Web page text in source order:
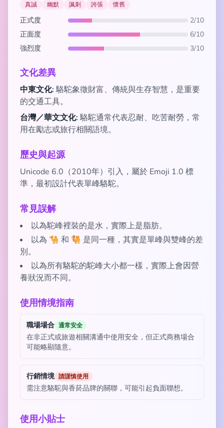
真誠 幽默 諷刺 誇張 懷舊
正式度
2/10
正面度
6/10
強烈度
3/10
文化差異
中東文化:駱駝象徵財富、傳統與生存智慧，是重要
的交通工具。
台灣／華文文化:駱駝通常代表忍耐、吃苦耐勞，常
用在勵志或旅行相關語境。
歷史與起源
Unicode 6.0（2010年）引入，屬於 Emoji 1.0 標
準，最初設計代表單峰駱駝。
常見誤解
以為駝峰裡裝的是水，實際上是脂肪。
以為 🐪 和 🐫 是同一種，其實是單峰與雙峰的差
別。
以為所有駱駝的駝峰大小都一樣，實際上會因營
養狀況而不同。
使用情境指南
職場場合 通常安全
在非正式或旅遊相關溝通中使用安全，但正式商務場合
可能略顯隨意。
行銷情境 請謹慎使用
需注意駱駝與香菸品牌的關聯，可能引起負面聯想。
使用小貼士